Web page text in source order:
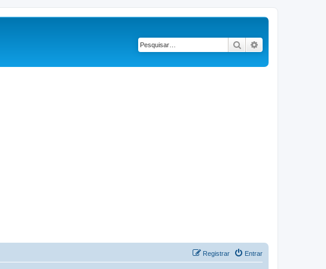
Pesquisar
Entrar
Registrar